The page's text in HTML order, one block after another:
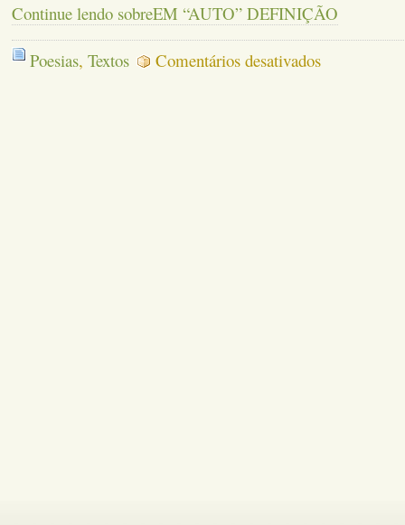
Continue lendo sobreEM “AUTO” DEFINIÇÃO
Poesias, Textos Comentários desativadosem
EM